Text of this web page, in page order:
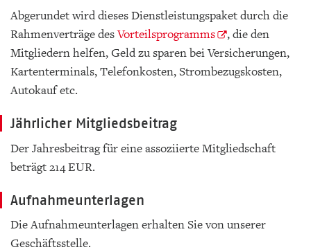
Abgerundet wird dieses Dienstleistungspaket durch die
Rahmenverträge desVorteilsprogramms
, die den
Mitgliedern helfen, Geld zu sparen bei Versicherungen,
Kartenterminals, Telefonkosten, Strombezugskosten,
Autokauf etc.
Jährlicher Mitgliedsbeitrag
Der Jahresbeitrag für eine assoziierte Mitgliedschaft
beträgt 214 EUR.
Aufnahmeunterlagen
Die Aufnahmeunterlagen erhalten Sie von unserer
Geschäftsstelle.